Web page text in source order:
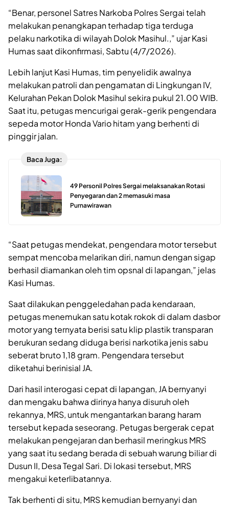
“Benar, personel Satres Narkoba Polres Sergai telah
melakukan penangkapan terhadap tiga terduga
pelaku narkotika di wilayah Dolok Masihul.,” ujar Kasi
Humas saat dikonfirmasi, Sabtu (4/7/2026).
Lebih lanjut Kasi Humas, tim penyelidik awalnya
melakukan patroli dan pengamatan di Lingkungan IV,
Kelurahan Pekan Dolok Masihul sekira pukul 21.00 WIB.
Saat itu, petugas mencurigai gerak-gerik pengendara
sepeda motor Honda Vario hitam yang berhenti di
pinggir jalan.
Baca Juga:
49 Personil Polres Sergai melaksanakan Rotasi
Penyegaran dan 2 memasuki masa
Purnawirawan
“Saat petugas mendekat, pengendara motor tersebut
sempat mencoba melarikan diri, namun dengan sigap
berhasil diamankan oleh tim opsnal di lapangan,” jelas
Kasi Humas.
Saat dilakukan penggeledahan pada kendaraan,
petugas menemukan satu kotak rokok di dalam dasbor
motor yang ternyata berisi satu klip plastik transparan
berukuran sedang diduga berisi narkotika jenis sabu
seberat bruto 1,18 gram. Pengendara tersebut
diketahui berinisial JA.
Dari hasil interogasi cepat di lapangan, JA bernyanyi
dan mengaku bahwa dirinya hanya disuruh oleh
rekannya, MRS, untuk mengantarkan barang haram
tersebut kepada seseorang. Petugas bergerak cepat
melakukan pengejaran dan berhasil meringkus MRS
yang saat itu sedang berada di sebuah warung biliar di
Dusun II, Desa Tegal Sari. Di lokasi tersebut, MRS
mengakui keterlibatannya.
Tak berhenti di situ, MRS kemudian bernyanyi dan